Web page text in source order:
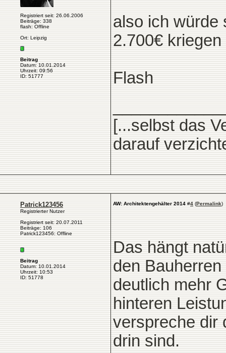
Registriert seit: 26.06.2006
Beiträge: 338
flash: Offline
Ort: Leipzig
Beitrag
Datum: 10.01.2014
Uhrzeit: 09:56
ID: 51777
also ich würde
2.700€
Flash
[...selbst das
darauf
Patrick123456
Registrierter Nutzer
Registriert seit: 20.07.2011
Beiträge: 106
Patrick123456: Offline
Beitrag
Datum: 10.01.2014
Uhrzeit: 10:53
ID: 51778
AW: Architektengehälter 2014 #4 (Permalink)
Das hängt
den
deutlich mehr
hinteren
verspreche dir
drin sind.